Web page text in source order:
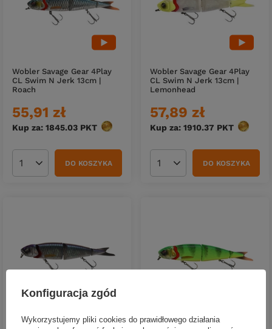
Wobler Savage Gear 4Play
CL Swim N Jerk 13cm |
Roach
55,91 zł
Kup za: 1845.03 PKT punktów
Ilość produktówDO KOSZYKA
Wobler Savage Gear 4Play
CL Swim N Jerk 13cm |
Lemonhead
57,89 zł
Kup za: 1910.37 PKT punktów
Ilość produktówDO KOSZYKA
Wobler Savage Gear 4Play
Wobler Savage Gear 4Play
Konfiguracja zgód
Wykorzystujemy pliki cookies do prawidłowego działania